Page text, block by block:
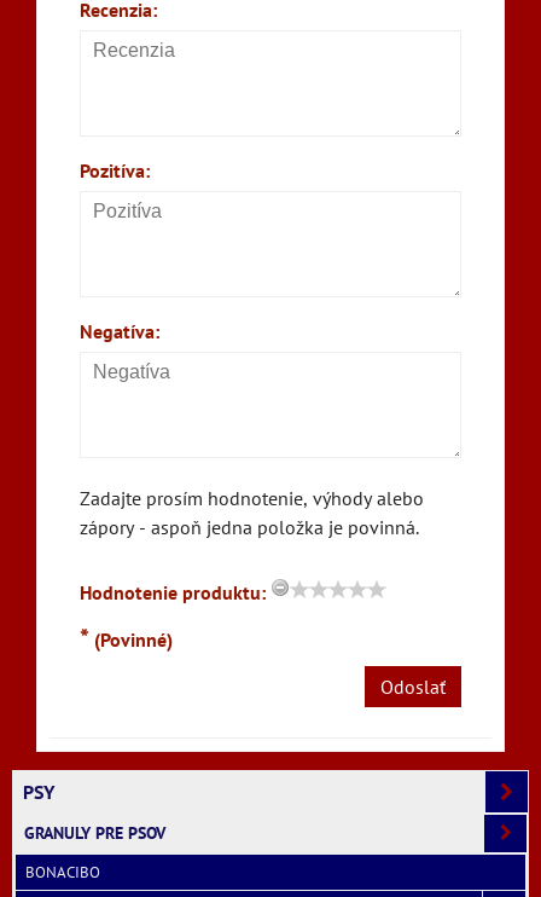
Recenzia:
Pozitíva:
Negatíva:
Zadajte prosím hodnotenie, výhody alebo
zápory - aspoň jedna položka je povinná.
Hodnotenie produktu:
* (Povinné)
Odoslať
PSY
GRANULY PRE PSOV
BONACIBO